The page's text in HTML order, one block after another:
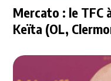
Mercato : le TFC
Keïta (OL,